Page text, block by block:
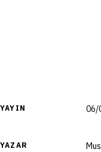
YAYIN 06/
YAZAR